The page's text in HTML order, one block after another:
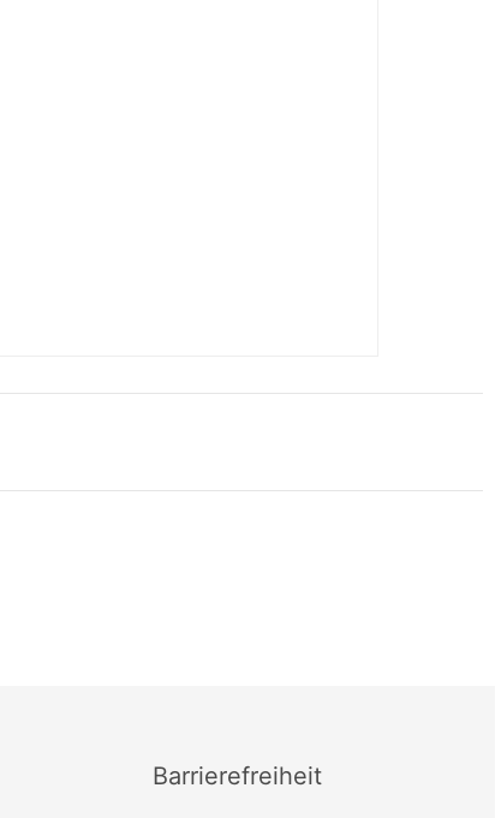
Barrierefreiheit